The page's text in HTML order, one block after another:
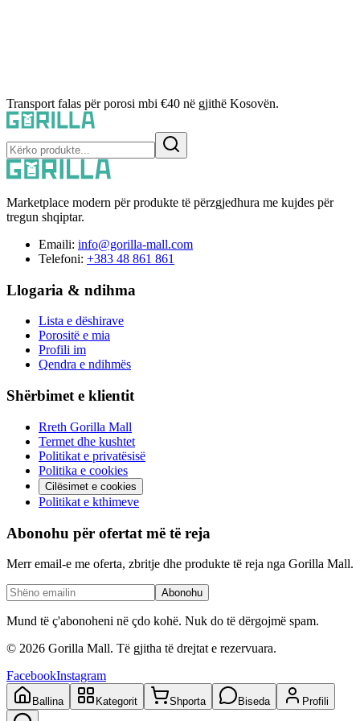
Transport falas për porosi mbi €40 në gjithë Kosovën.
Marketplace modern për produkte të përzgjedhura me kujdes për
tregun shqiptar.
Emaili: info@gorilla-mall.com
Telefoni: +383 48 861 861
Llogaria & ndihma
Lista e dëshirave
Porositë e mia
Profili im
Qendra e ndihmës
Shërbimet e klientit
Rreth Gorilla Mall
Termet dhe kushtet
Politikat e privatësisë
Politika e cookies
Cilësimet e cookies
Politikat e kthimeve
Abonohu për ofertat më të reja
Merr email-e me oferta, zbritje dhe produkte të reja nga Gorilla Mall.
Abonohu
Mund të ç'abonoheni në çdo kohë. Nuk do të dërgojmë spam.
© 2026 Gorilla Mall. Të gjitha të drejtat e rezervuara.
FacebookInstagram
Ballina Kategorit Shporta Biseda Profili